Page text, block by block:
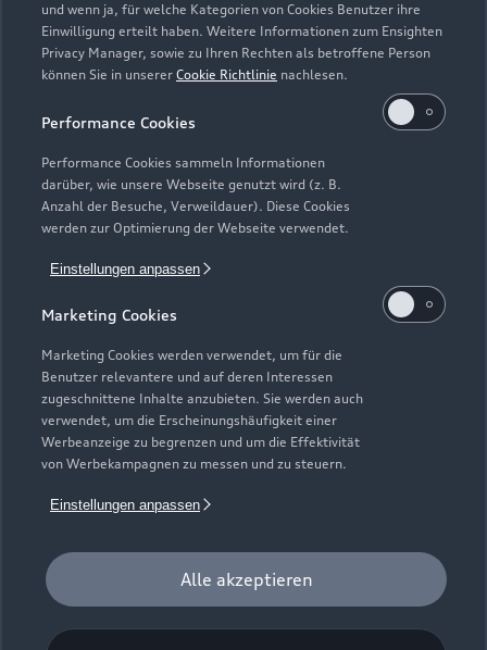
und wenn ja, für welche Kategorien von Cookies Benutzer ihre
Einwilligung erteilt haben. Weitere Informationen zum Ensighten
Privacy Manager, sowie zu Ihren Rechten als betroffene Person
können Sie in unserer Cookie Richtlinie nachlesen.
Performance Cookies
Performance Cookies sammeln Informationen
darüber, wie unsere Webseite genutzt wird (z. B.
Anzahl der Besuche, Verweildauer). Diese Cookies
werden zur Optimierung der Webseite verwendet.
Einstellungen anpassen
Marketing Cookies
Marketing Cookies werden verwendet, um für die
Benutzer relevantere und auf deren Interessen
zugeschnittene Inhalte anzubieten. Sie werden auch
verwendet, um die Erscheinungshäufigkeit einer
Werbeanzeige zu begrenzen und um die Effektivität
von Werbekampagnen zu messen und zu steuern.
Einstellungen anpassen
Alle akzeptieren
Modelle vergleichen
Elektromodelle
Plug-in-Hybride
Neuwagensuche
Gebrauchtwagen
Finanzierung
Aktionen & Angebote
Geschäftskunden
Service & Zubehör
Garantie
Audi digital services
Kundenservice
Händlersuche
Servicekontakt
Bordbuch & Bedienungsanleitungen
Verträge kündigen
Über Audi
Unternehmen
Karriere
Investor Relations
Presse & Media Center
Datenschutz
Audi erleben
Impressum Rechtliches
Hinweisgebersystem
Datenschutzinformation
Cookie-Einstellungen
Cookie-Richtlinie
Barrierefreiheit
Digital Services Act
EU Data Act
Aktive Lizenz für Audi connect Notruf & Service ist
Voraussetzung.
Pflichtausstattung für neue Fahrzeugmodelle seit 31.03.2018